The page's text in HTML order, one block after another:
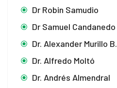
Dr Robin Samudio
Dr Samuel Candanedo
Dr. Alexander Murillo B.
Dr. Alfredo Moltó
Dr. Andrés Almendral